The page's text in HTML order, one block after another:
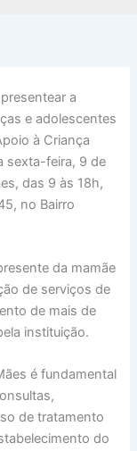
a
e adolescentes
à Criança
sexta-feira, 9 de
das 9 às 18h,
no Bairro
da mamãe
de serviços de
de mais de
instituição.
é fundamental
de tratamento
do